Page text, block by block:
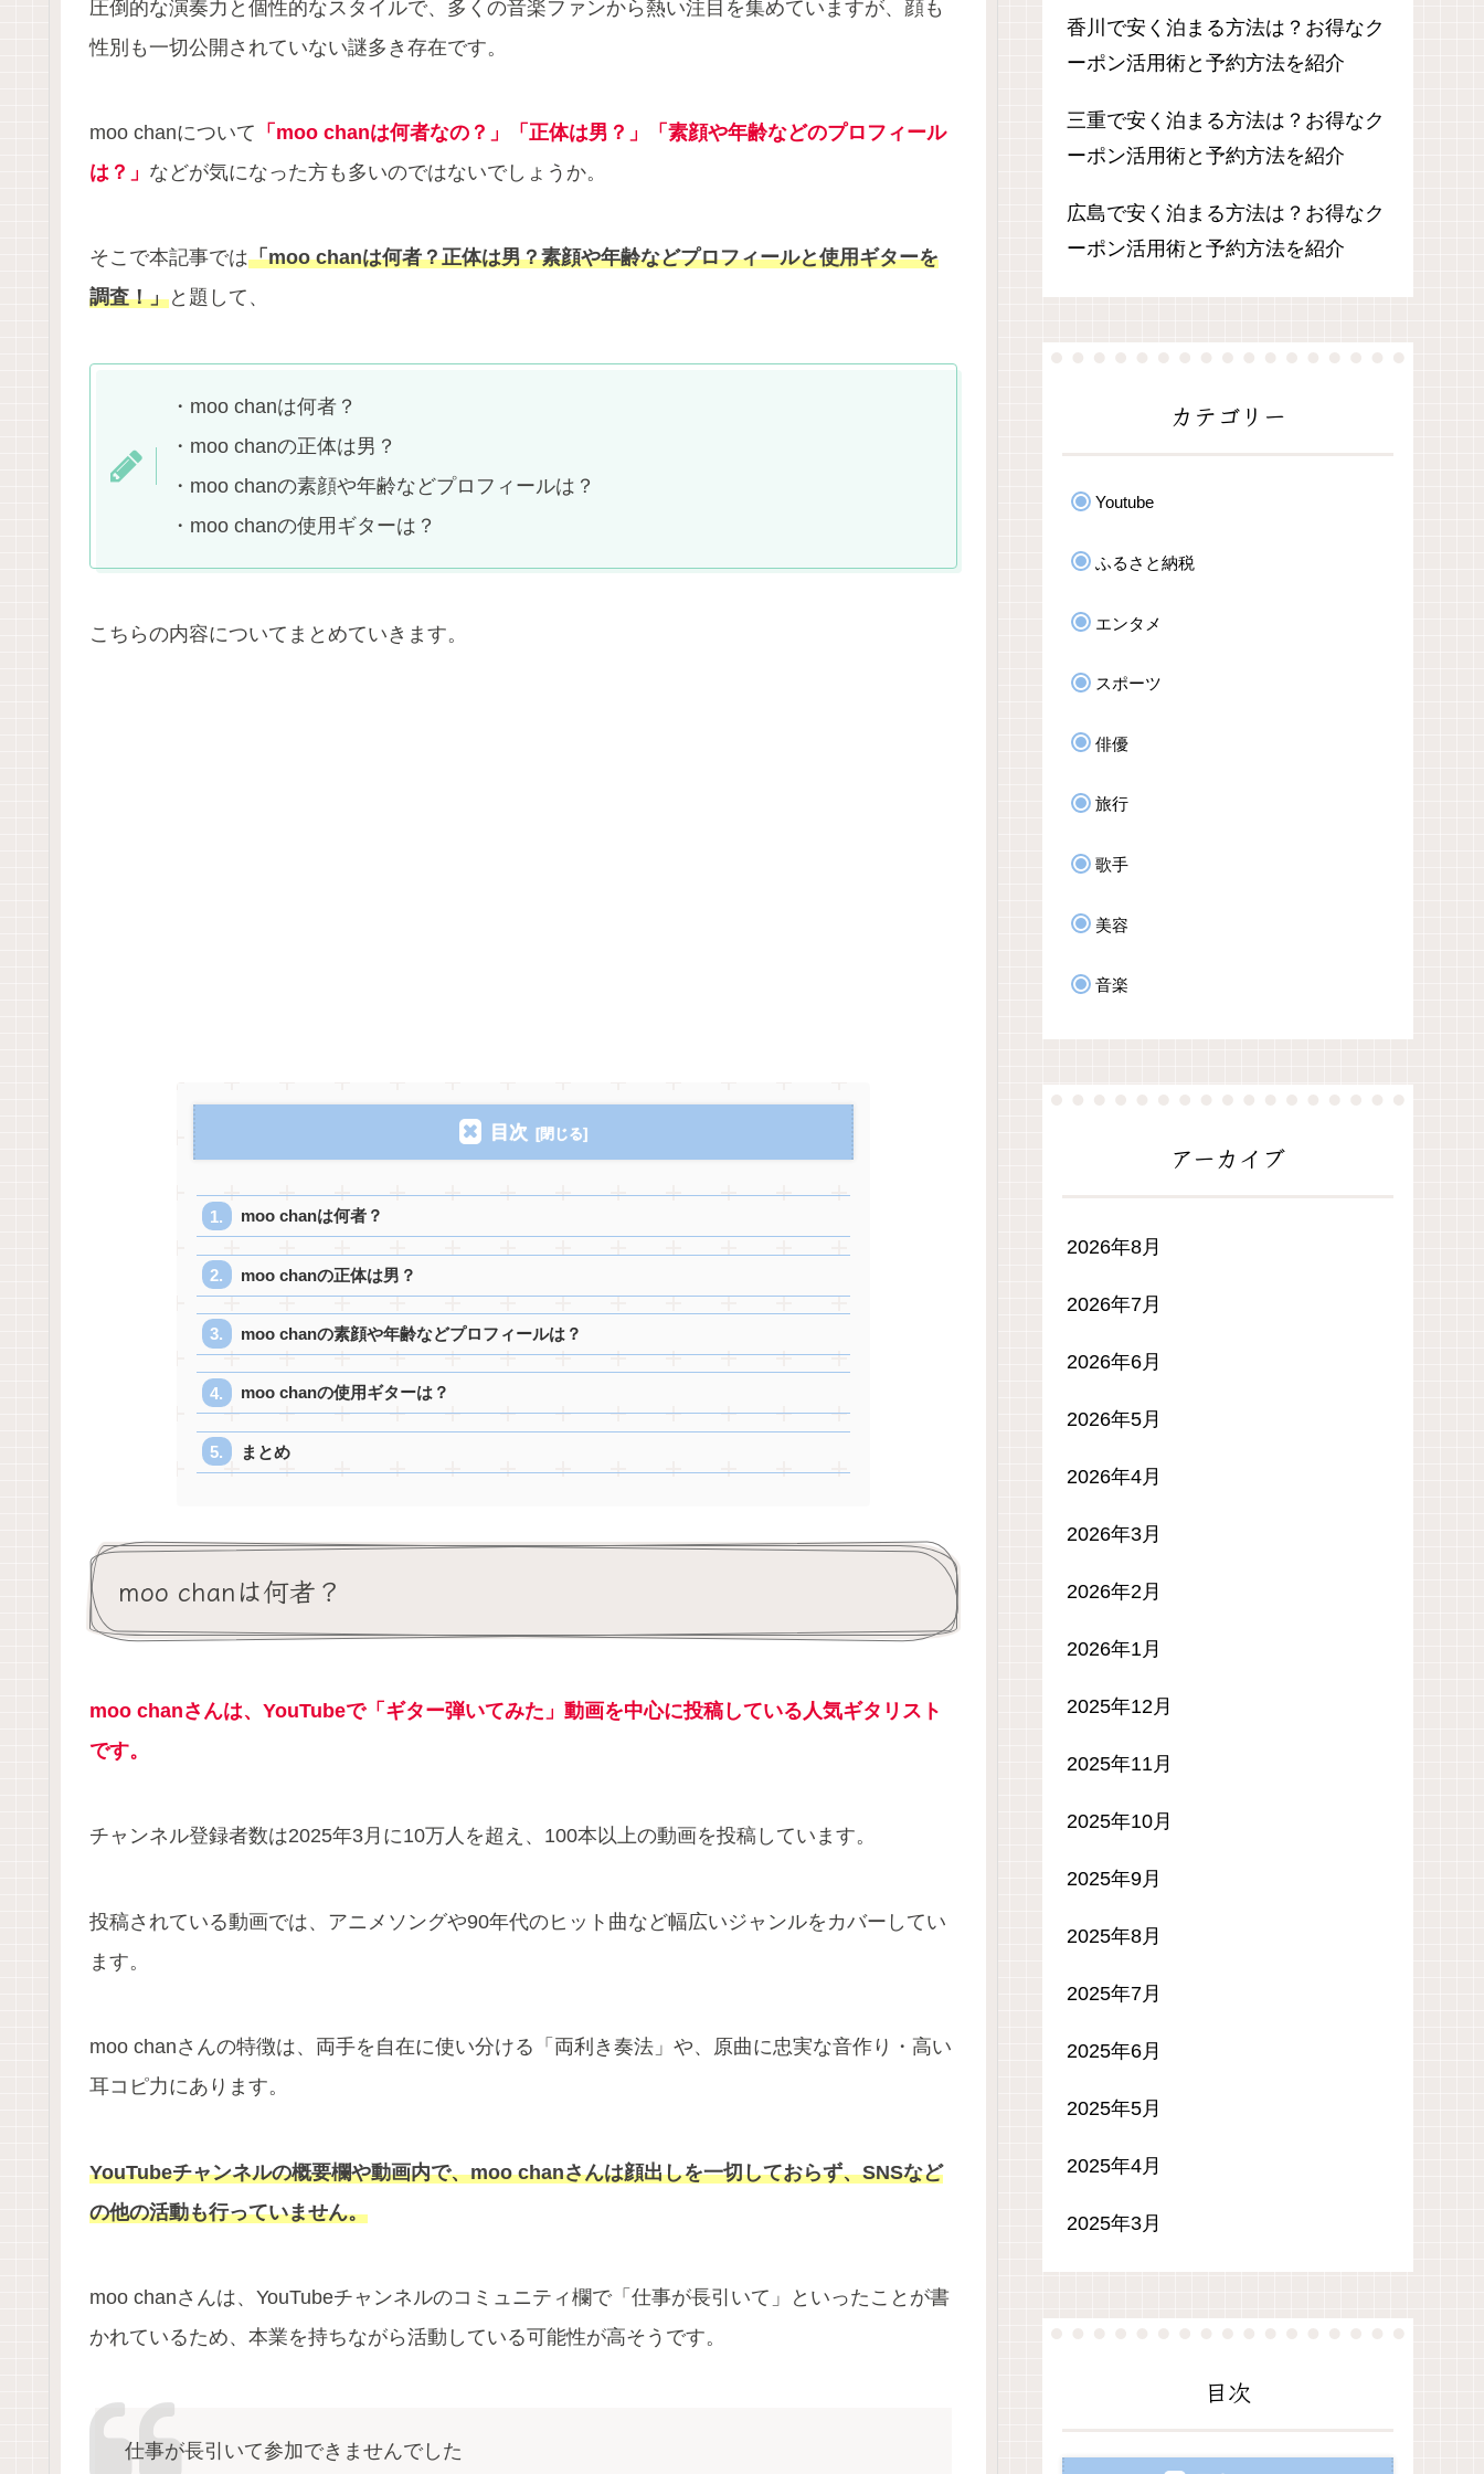
圧倒的な演奏力と個性的なスタイルで、多くの音楽ファンから熱い注目を集めていますが、顔も
性別も一切公開されていない謎多き存在です。
moo chanについて 「moo chanは何者なの？」「正体は男？」「素顔や年齢などのプロフィール
は？」 などが気になった方も多いのではないでしょうか。
そこで本記事では「moo chanは何者？正体は男？素顔や年齢などプロフィールと使用ギターを
調査！」と題して、
・moo chanは何者？
・moo chanの正体は男？
・moo chanの素顔や年齢などプロフィールは？
・moo chanの使用ギターは？
こちらの内容についてまとめていきます。
目次
moo chanは何者？
moo chanの正体は男？
moo chanの素顔や年齢などプロフィールは？
moo chanの使用ギターは？
まとめ
moo chanは何者？
moo chanさんは、YouTubeで「ギター弾いてみた」動画を中心に投稿している人気ギタリスト
です。
チャンネル登録者数は2025年3月に10万人を超え、100本以上の動画を投稿しています。
投稿されている動画では、アニメソングや90年代のヒット曲など幅広いジャンルをカバーしてい
ます。
moo chanさんの特徴は、両手を自在に使い分ける「両利き奏法」や、原曲に忠実な音作り・高い
耳コピ力にあります。
YouTubeチャンネルの概要欄や動画内で、moo chanさんは顔出しを一切しておらず、SNSなど
の他の活動も行っていません。
moo chanさんは、YouTubeチャンネルのコミュニティ欄で「仕事が長引いて」といったことが書
かれているため、本業を持ちながら活動している可能性が高そうです。
仕事が長引いて参加できませんでした
香川で安く泊まる方法は？お得なク
ーポン活用術と予約方法を紹介
三重で安く泊まる方法は？お得なク
ーポン活用術と予約方法を紹介
広島で安く泊まる方法は？お得なク
ーポン活用術と予約方法を紹介
カテゴリー
Youtube
ふるさと納税
エンタメ
スポーツ
俳優
旅行
歌手
美容
音楽
アーカイブ
2026年8月
2026年7月
2026年6月
2026年5月
2026年4月
2026年3月
2026年2月
2026年1月
2025年12月
2025年11月
2025年10月
2025年9月
2025年8月
2025年7月
2025年6月
2025年5月
2025年4月
2025年3月
目次